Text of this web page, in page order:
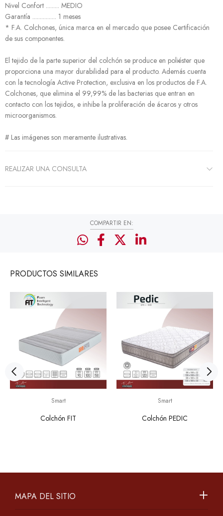
Nivel Confort ......... MEDIO
Garantía ................ 1 meses
* F.A. Colchones, única marca en el mercado que posee Certificación
de sus componentes.
El tejido de la parte superior del colchón se produce en poliéster que
proporciona una mayor durabilidad para el producto. Además cuenta
con la tecnología Active Protection, exclusiva en los productos de F.A.
Colchones, que elimina el 99,99% de las bacterias que entran en
contacto con los tejidos, e inhibe la proliferación de ácaros y otros
microorganismos.
# Las imágenes son meramente ilustrativas.
REALIZAR UNA CONSULTA
COMPARTIR EN:
PRODUCTOS SIMILARES
Smart
Colchón FIT
Smart
Colchón PEDIC
MAPA DEL SITIO